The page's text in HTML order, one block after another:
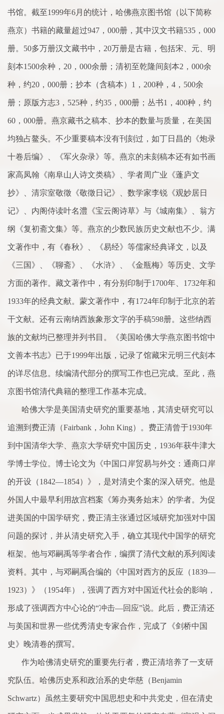
书馆。截至1999年6月的统计，哈佛燕京图书馆（以下简称
燕京）书籍的藏量超过947 ， 000册，其中汉文书籍535 ， 000
册。 50多万册汉文藏书中， 20万册是古籍，包括宋、元、明
刻本1500余种， 20 ， 000余册；清初至乾隆间刻本2 ， 000余
种，约20 ， 000册；抄本（含稿本） 1 ， 200种， 4 ， 500余
册；原版方志3 ， 525种，约35 ， 000册；丛书1 ， 400种，约
60 ， 000册。燕京藏书之稿本、抄本的数量与质量，在美国
均独占鳌头。不少重要稿本没有刊刻过，如丁日昌的《炮录
十卷后编》、《军火杂录》等。燕京的未刻稿本还有如书画
家高凤翰《南阜山人诗文类稿》、学者周广业《蓬庐文
抄》、清宗室敬徵 《敬徵日记》、数学家李锐《观妙居日
记》、内阁侍读叶名澧《宝云阁诗草》与《城南集》、翁方
纲《复初斋文集》等。燕京的少数民族历史文献也不少。满
文著作中，有《春秋》、《易经》等儒家经典译文，以及
《三国》、《聊斋》、《水浒》、《金瓶梅》等历史、文学
方面的著作。藏文著作中，有分别印制 于1700年、 1732年和
1933年的经典文献。 蒙文著作中，有1724年印制 于北京的若
干文献。还有云南纳西族象形文字的手稿598册。这些纳西
族的文献均已整理并列书目。《美国哈佛大学燕京图书馆中
文善本书志》已于1999年出版，记录了馆藏宋元明三代刻本
的详尽信息。续编清代部分的撰写工作也已完成。至此，燕
京图书馆清代典籍的整理工作基本完成。
哈佛大学是美国清史研究的重要基地，其清史研究可以
追溯到费正清（Fairbank ， John King）。费正清曾于1930年
到中国清华大学、燕京大学研究中国历史， 1936年获牛津大
学博士学位。博士论文为《中国口岸贸易与外交：通商口岸
的开设（1842—1854）》，是对清史个案的深入研究。他是
外国人中最早利用故宫档案《筹办夷务始末》的学者。为促
进美国的中国学研究，费正清主张通过区域研究加强对中国
问题的探讨，并从清史研究入手，确立其现代中国学的研究
框架。他与邓嗣禹等学者合作，编撰了清代文献的系列阅读
资料。其中，与邓嗣禹合编的《中国对西方的反应（1839—
1923）》（1954年），强调了西方对中国近代社会的影响，
形成了强调西方中心论的“冲击—回应”说。此后，费正清还
与美国和世界一些优秀清史专家合作，完成了 《剑桥中国
史》晚清卷的撰写。
作为哈佛清史研究的重要先行者，费正清培养了一支研
究队伍。哈佛历史系和政治系的史华慈（Benjamin
Schwartz）虽然主要研究中国思想史和中共党史，但在清史